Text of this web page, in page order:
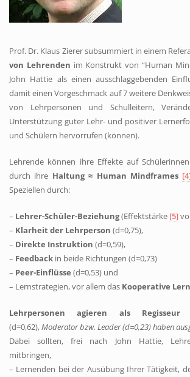
Prof. Dr. Klaus Zierer subsummiert in einem
von Lehrenden im Konstrukt von “Human
John Hattie als einen ausschlaggebenden
damit einen Vorgeschmack auf 7 weitere
von Lehrpersonen und Schulleitern,
Unterstützung guter Lehr- und positiver
und Schülern hervorrufen (können).
Lehrende können ihre Effekte auf
durch ihre Haltung ≈ Human Mindframes
Speziellen durch:
– Lehrer-Schüler-Beziehung(Effektstärke [5]
– Klarheit der Lehrperson (d=0,75),
– Direkte Instruktion (d=0,59),
– Feedback in beide Richtungen (d=0,73)
– Peer-Einflüsse (d=0,53) und
– Lernstrategien, vor allem das Kooperative
Lehrpersonen agieren als
(d=0,62),Moderator bzw. Leader (d=0,23) haben
Dabei sollten, frei nach John Hattie,
mitbringen,
– Lernenden bei der Ausübung Ihrer Tätigkeit,